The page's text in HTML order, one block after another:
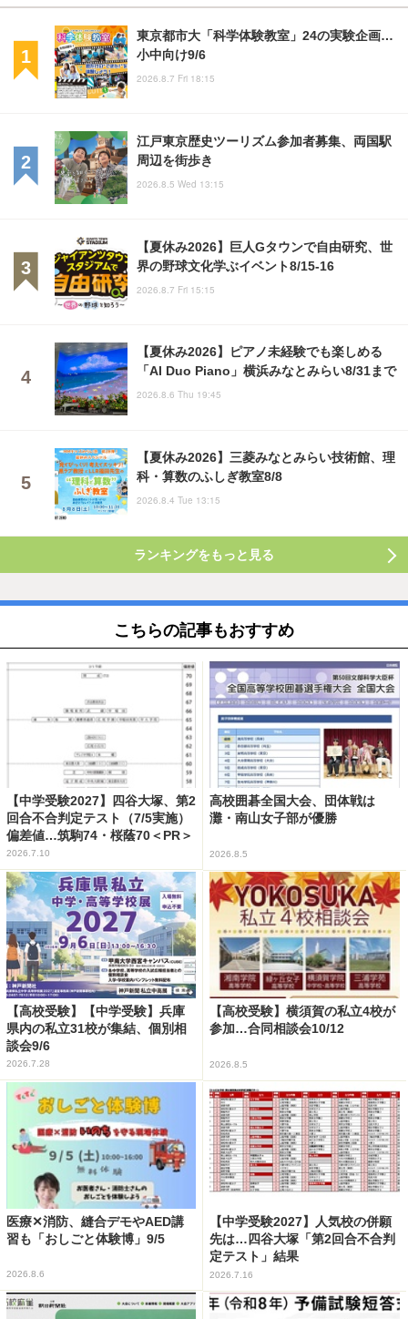
東京都市大「科学体験教室」24の実験企画…
小中向け9/6
2026.8.7 Fri 18:15
江戸東京歴史ツーリズム参加者募集、両国駅
周辺を街歩き
2026.8.5 Wed 13:15
【夏休み2026】巨人Gタウンで自由研究、世
界の野球文化学ぶイベント8/15-16
2026.8.7 Fri 15:15
【夏休み2026】ピアノ未経験でも楽しめる
「AI Duo Piano」横浜みなとみらい8/31まで
2026.8.6 Thu 19:45
【夏休み2026】三菱みなとみらい技術館、理
科・算数のふしぎ教室8/8
2026.8.4 Tue 13:15
ランキングをもっと見る
こちらの記事もおすすめ
【中学受験2027】四谷大塚、第2
回合不合判定テスト（7/5実施）
偏差値…筑駒74・桜蔭70＜PR＞
2026.7.10
高校囲碁全国大会、団体戦は
灘・南山女子部が優勝
2026.8.5
【高校受験】【中学受験】兵庫
県内の私立31校が集結、個別相
談会9/6
2026.7.28
【高校受験】横須賀の私立4校が
参加…合同相談会10/12
2026.8.5
医療✕消防、縫合デモやAED講
習も「おしごと体験博」9/5
2026.8.6
【中学受験2027】人気校の併願
先は…四谷大塚「第2回合不合判
定テスト」結果
2026.7.16